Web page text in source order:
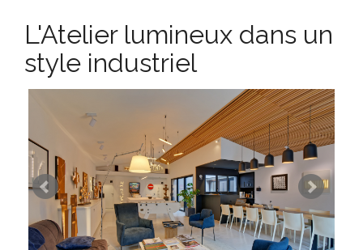
L'Atelier lumineux dans un
style industriel